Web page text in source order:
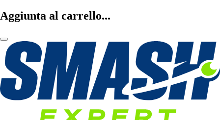
Aggiunta al carrello...